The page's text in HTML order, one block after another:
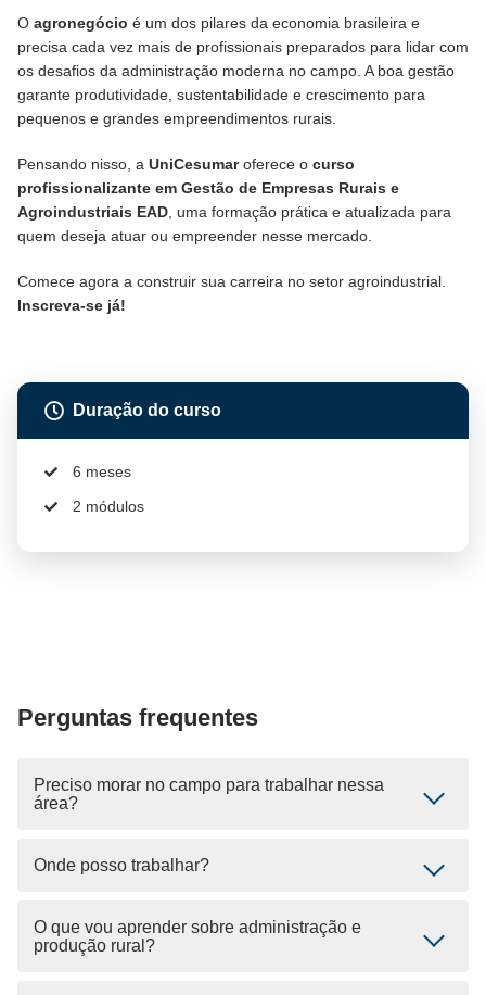
O agronegócio é um dos pilares da economia brasileira e
precisa cada vez mais de profissionais preparados para lidar com
os desafios da administração moderna no campo. A boa gestão
garante produtividade, sustentabilidade e crescimento para
pequenos e grandes empreendimentos rurais.
Pensando nisso, a UniCesumaroferece o curso
profissionalizante em Gestão de Empresas Rurais e
Agroindustriais EAD , uma formação prática e atualizada para
quem deseja atuar ou empreender nesse mercado.
Comece agora a construir sua carreira no setor agroindustrial.
Inscreva-se já!
Duração do curso
6 meses
2 módulos
Perguntas frequentes
Preciso morar no campo para trabalhar nessa
área?
Onde posso trabalhar?
O que vou aprender sobre administração e
produção rural?